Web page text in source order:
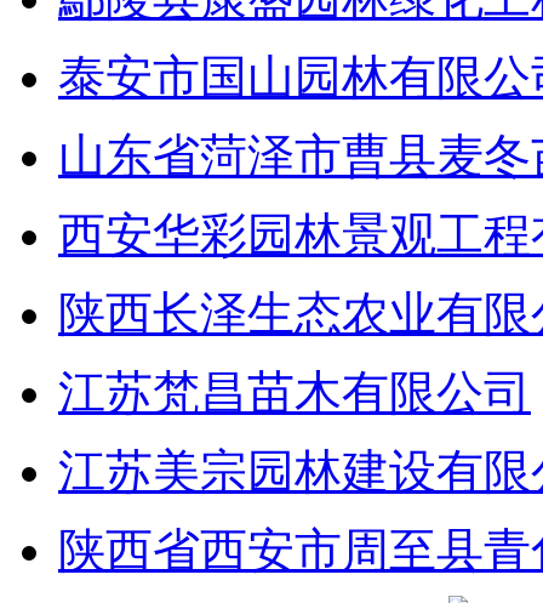
泰安市国山园林有限公
山东省菏泽市曹县麦
西安华彩园林景观工
陕西长泽生态农业有
江苏梵昌苗木有限公司
江苏美宗园林建设有限
陕西省西安市周至县